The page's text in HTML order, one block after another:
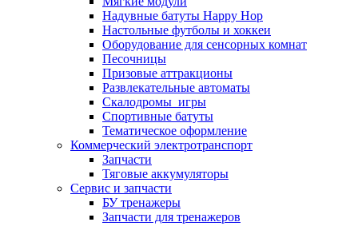
Надувные батуты Happy Hop
Настольные футболы и хоккеи
Оборудование для сенсорных комнат
Песочницы
Призовые аттракционы
Развлекательные автоматы
Скалодромы_игры
Спортивные батуты
Тематическое оформление
Коммерческий электротранспорт
Запчасти
Тяговые аккумуляторы
Сервис и запчасти
БУ тренажеры
Запчасти для тренажеров